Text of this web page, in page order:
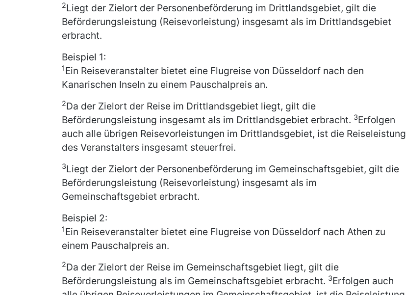
2Liegt der Zielort der Personenbeförderung im Drittlandsgebiet, gilt die
Beförderungsleistung (Reisevorleistung) insgesamt als im Drittlandsgebiet
erbracht.
Beispiel 1:
1Ein Reiseveranstalter bietet eine Flugreise von Düsseldorf nach den
Kanarischen Inseln zu einem Pauschalpreis an.
2Da der Zielort der Reise im Drittlandsgebiet liegt, gilt die
Beförderungsleistung insgesamt als im Drittlandsgebiet erbracht. 3Erfolgen
auch alle übrigen Reisevorleistungen im Drittlandsgebiet, ist die Reiseleistung
des Veranstalters insgesamt steuerfrei.
3Liegt der Zielort der Personenbeförderung im Gemeinschaftsgebiet, gilt die
Beförderungsleistung (Reisevorleistung) insgesamt als im
Gemeinschaftsgebiet erbracht.
Beispiel 2:
1Ein Reiseveranstalter bietet eine Flugreise von Düsseldorf nach Athen zu
einem Pauschalpreis an.
2Da der Zielort der Reise im Gemeinschaftsgebiet liegt, gilt die
Beförderungsleistung als im Gemeinschaftsgebiet erbracht. 3Erfolgen auch